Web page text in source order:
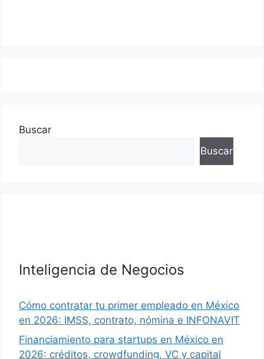
Buscar
Buscar
Inteligencia de Negocios
Cómo contratar tu primer empleado en México
en 2026: IMSS, contrato, nómina e INFONAVIT
Financiamiento para startups en México en
2026: créditos, crowdfunding, VC y capital